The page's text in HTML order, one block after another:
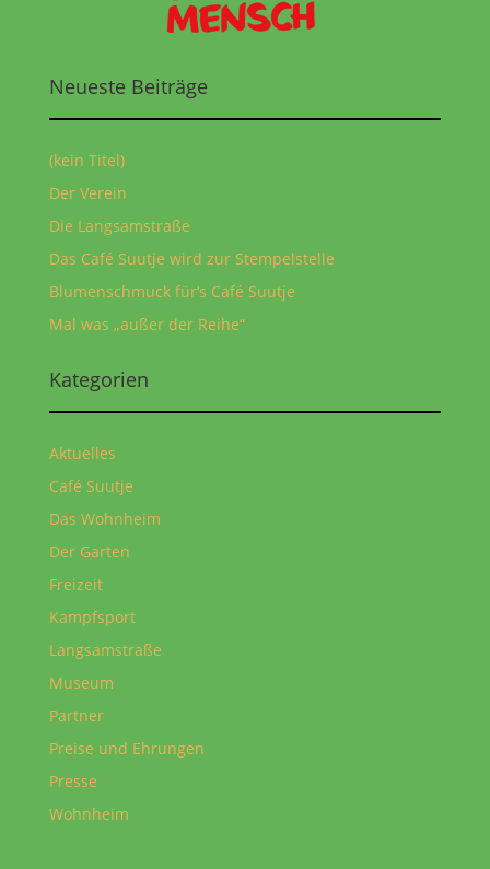
Neueste Beiträge
(kein Titel)
Der Verein
Die Langsamstraße
Das Café Suutje wird zur Stempelstelle
Blumenschmuck für‘s Café Suutje
Mal was „außer der Reihe“
Kategorien
Aktuelles
Café Suutje
Das Wohnheim
Der Garten
Freizeit
Kampfsport
Langsamstraße
Museum
Partner
Preise und Ehrungen
Presse
Wohnheim